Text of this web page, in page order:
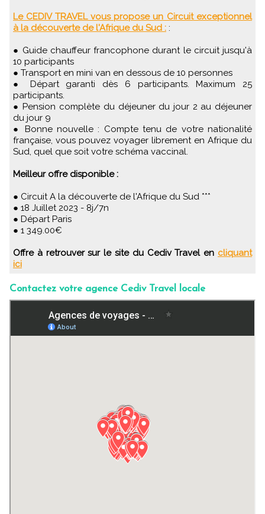
Le CEDIV TRAVEL vous propose un Circuit exceptionnel
à la découverte de l'Afrique du Sud : :
● Guide chauffeur francophone durant le circuit jusqu'à
10 participants
● Transport en mini van en dessous de 10 personnes
● Départ garanti dès 6 participants. Maximum 25
participants.
● Pension complète du déjeuner du jour 2 au déjeuner
du jour 9
● Bonne nouvelle : Compte tenu de votre nationalité
française, vous pouvez voyager librement en Afrique du
Sud, quel que soit votre schéma vaccinal.
Meilleur offre disponible :
● Circuit A la découverte de l'Afrique du Sud ***
● 18 Juillet 2023 - 8j/7n
● Départ Paris
● 1 349.00€
Offre à retrouver sur le site du Cediv Travel en cliquant
ici
Contactez votre agence Cediv Travel locale